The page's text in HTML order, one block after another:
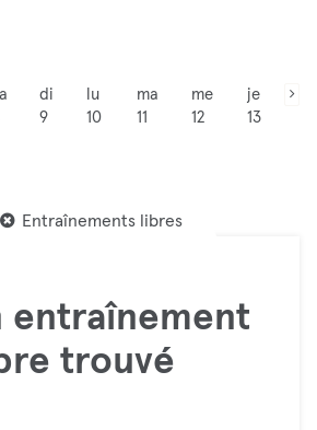
di
9
lu
10
ma
11
me
12
je
13
Entraînements libres
entraînement
trouvé